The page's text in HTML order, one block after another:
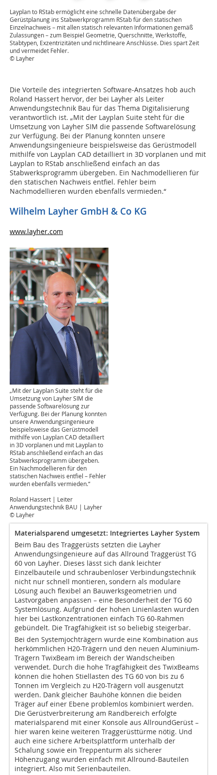
Layplan to RStab ermöglicht eine schnelle Datenübergabe der
Gerüstplanung ins Stabwerkprogramm RStab für den statischen
Einzelnachweis – mit allen statisch relevanten Informationen gemäß
Zulassungen – zum Beispiel Geometrie, Querschnitte, Werkstoffe,
Stabtypen, Exzentrizitäten und nichtlineare Anschlüsse. Dies spart Zeit
und vermeidet Fehler.
© Layher
Die Vorteile des integrierten Software-Ansatzes hob auch
Roland Hassert hervor, der bei Layher als Leiter
Anwendungstechnik Bau für das Thema Digitalisierung
verantwortlich ist. „Mit der Layplan Suite steht für die
Umsetzung von Layher SIM die passende Softwarelösung
zur Verfügung. Bei der Planung konnten unsere
Anwendungsingenieure beispielsweise das Gerüstmodell
mithilfe von Layplan CAD detailliert in 3D vorplanen und mit
Layplan to RStab anschließend einfach an das
Stabwerksprogramm übergeben. Ein Nachmodellieren für
den statischen Nachweis entfiel. Fehler beim
Nachmodellieren wurden ebenfalls vermieden.“
Wilhelm Layher GmbH & Co KG
www.layher.com
„Mit der Layplan Suite steht für die
Umsetzung von Layher SIM die
passende Softwarelösung zur
Verfügung. Bei der Planung konnten
unsere Anwendungsingenieure
beispielsweise das Gerüstmodell
mithilfe von Layplan CAD detailliert
in 3D vorplanen und mit Layplan to
RStab anschließend einfach an das
Stabwerksprogramm übergeben.
Ein Nachmodellieren für den
statischen Nachweis entfiel – Fehler
wurden ebenfalls vermieden.“
Roland Hassert | Leiter
Anwendungstechnik BAU | Layher
© Layher
Materialsparend umgesetzt: Integriertes Layher System
Beim Bau des Traggerüsts setzten die Layher
Anwendungsingenieure auf das Allround Traggerüst TG
60 von Layher. Dieses lässt sich dank leichter
Einzelbauteile und schraubenloser Verbindungstechnik
nicht nur schnell montieren, sondern als modulare
Lösung auch flexibel an Bauwerksgeometrien und
Lastvorgaben anpassen – eine Besonderheit der TG 60
Systemlösung. Aufgrund der hohen Linienlasten wurden
hier bei Lastkonzentrationen einfach TG 60-Rahmen
gebündelt. Die Tragfähigkeit ist so beliebig steigerbar.
Bei den Systemjochträgern wurde eine Kombination aus
herkömmlichen H20-Trägern und den neuen Aluminium-
Trägern TwixBeam im Bereich der Wandscheiben
verwendet. Durch die hohe Tragfähigkeit des TwixBeams
können die hohen Stiellasten des TG 60 von bis zu 6
Tonnen im Vergleich zu H20-Trägern voll ausgenutzt
werden. Dank gleicher Bauhöhe können die beiden
Träger auf einer Ebene problemlos kombiniert werden.
Die Gerüstverbreiterung am Randbereich erfolgte
materialsparend mit einer Konsole aus AllroundGerüst –
hier waren keine weiteren Traggerüsttürme nötig. Und
auch eine sichere Arbeitsplattform unterhalb der
Schalung sowie ein Treppenturm als sicherer
Höhenzugang wurden einfach mit Allround-Bauteilen
integriert. Also mit Serienbauteilen.